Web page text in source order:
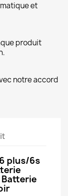
et
produit
notre accord
plus/6s
Batterie